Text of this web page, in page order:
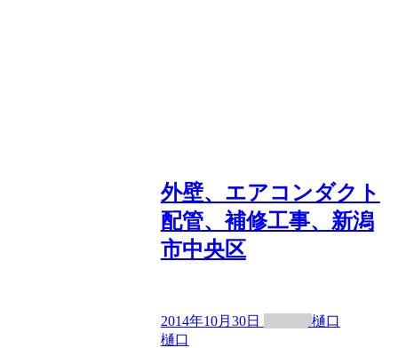
外壁、エアコンダクト
配管、補修工事、新潟
市中央区
2014年10月30日
樋口
樋口